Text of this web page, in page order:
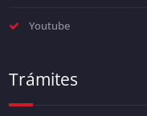
Youtube
Trámites